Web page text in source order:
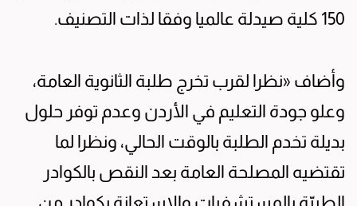
150 كلية صيدلة عالميا وفقا لذات التصنيف.
وأضاف «نظرا لقرب تخرج طلبة الثانوية العامة،
وعلو جودة التعليم في الأردن وعدم توفر حلول
بديلة تخدم الطلبة بالوقت الحالي، ونظرا لما
تقتضيه المصلحة العامة بعد النقص بالكوادر